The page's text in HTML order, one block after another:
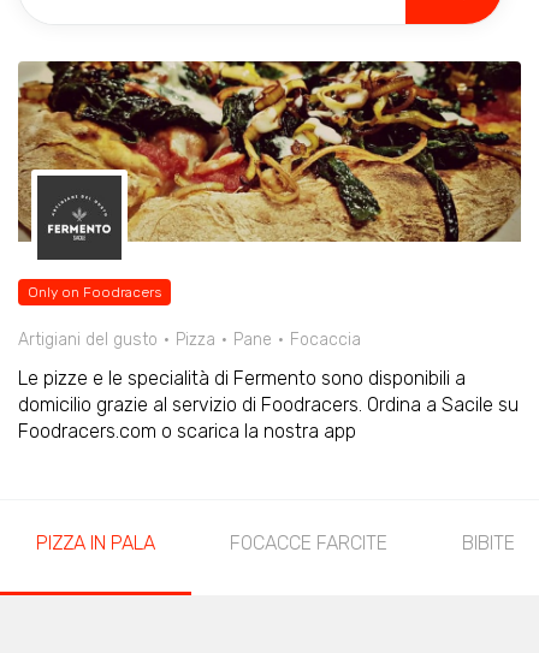
Only on Foodracers
Artigiani del gusto Pizza Pane Focaccia
Le pizze e le specialità di Fermento sono disponibili a
domicilio grazie al servizio di Foodracers. Ordina a Sacile su
Foodracers.com o scarica la nostra app
PIZZA IN PALA FOCACCE FARCITE BIBITE